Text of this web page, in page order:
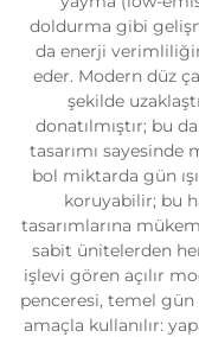
Bize Ulaşın
doldurma gibi
da enerji
eder. Modern düz
şekilde
donatılmıştır; bu da
tasarımı sayesinde
bol miktarda gün
koruyabilir; bu
tasarımlarına
sabit ünitelerden
işlevi gören açılır
penceresi, temel gün
amaçla kullanılır: